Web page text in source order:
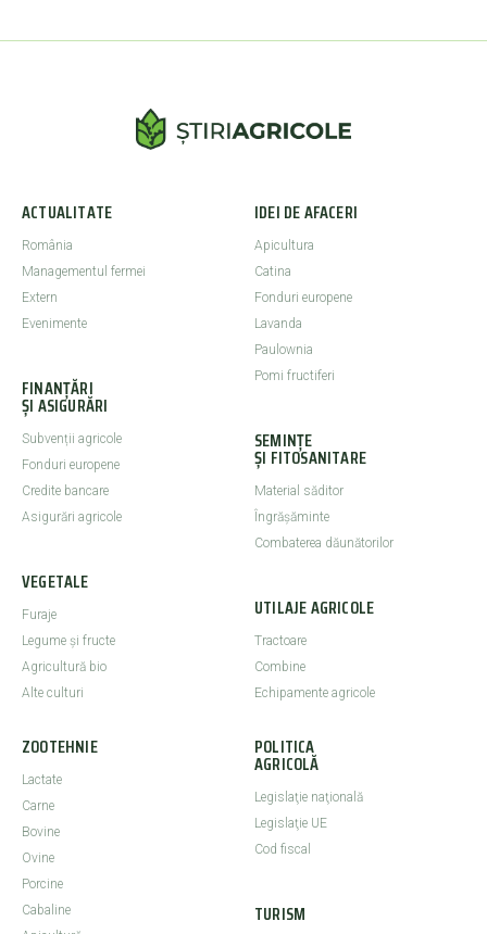
ACTUALITATE
România
Managementul fermei
Extern
Evenimente
FINANȚĂRI
ȘI ASIGURĂRI
Subvenții agricole
Fonduri europene
Credite bancare
Asigurări agricole
VEGETALE
Furaje
Legume şi fructe
Agricultură bio
Alte culturi
IDEI DE AFACERI
Apicultura
Catina
Fonduri europene
Lavanda
Paulownia
Pomi fructiferi
SEMINȚE
ȘI FITOSANITARE
Material săditor
Îngrășăminte
Combaterea dăunătorilor
UTILAJE AGRICOLE
Tractoare
Combine
Echipamente agricole
ZOOTEHNIE
Lactate
Carne
Bovine
Ovine
Porcine
Cabaline
POLITICA
AGRICOLĂ
Legislaţie naţională
Legislaţie UE
Cod fiscal
TURISM